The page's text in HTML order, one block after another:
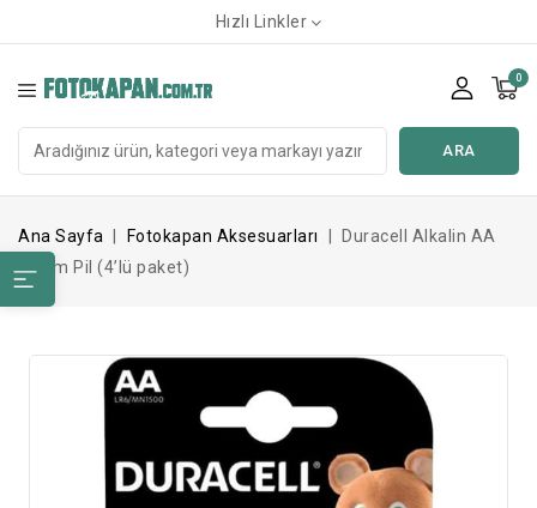
Hızlı Linkler
0
ARA
Ana Sayfa Fotokapan Aksesuarları
Duracell Alkalin AA
Kalem Pil (4’lü paket)